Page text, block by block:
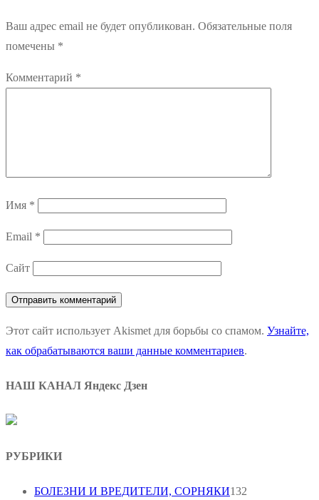
Ваш адрес email не будет опубликован. Обязательные поля
помечены *
Комментарий *
Имя *
Email *
Сайт
Этот сайт использует Akismet для борьбы со спамом. Узнайте,
как обрабатываются ваши данные комментариев.
НАШ КАНАЛ Яндекс Дзен
РУБРИКИ
БОЛЕЗНИ И ВРЕДИТЕЛИ, СОРНЯКИ132